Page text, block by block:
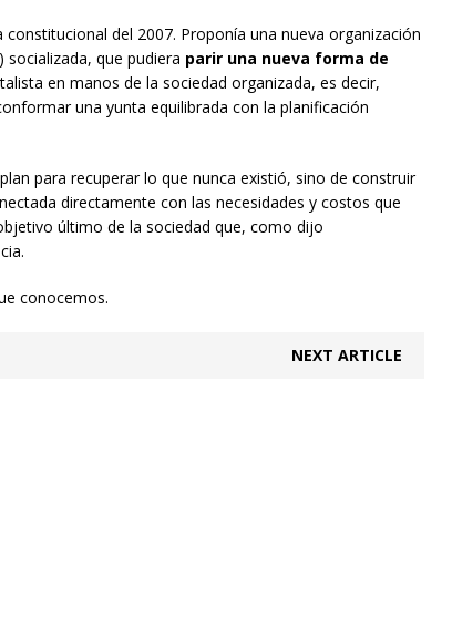
del 2007. Proponía una nueva organización
que pudiera parir una nueva forma de
en manos de la sociedad organizada, es decir,
una yunta equilibrada con la planificación
para recuperar lo que nunca existió, sino de construir
directamente con las necesidades y costos que
último de la sociedad que, como dijo
conocemos.
NEXT ARTICLE